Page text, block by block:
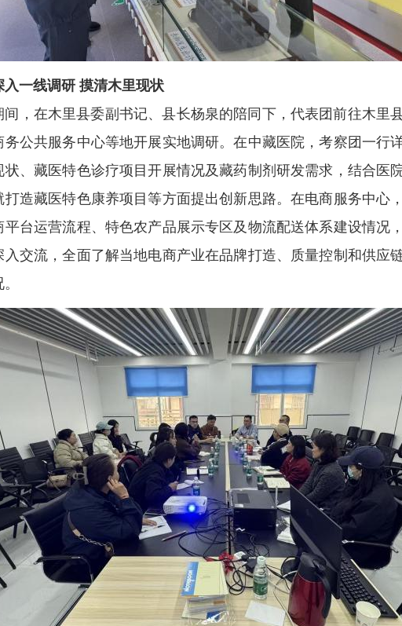
入一线调研 摸清木里现状
间，在木里县委副书记、县长杨泉的陪同下，代表团前往木里
务公共服务中心等地开展实地调研。在中藏医院，考察团一行
状、藏医特色诊疗项目开展情况及藏药制剂研发需求，结合医
打造藏医特色康养项目等方面提出创新思路。在电商服务中心
平台运营流程、特色农产品展示专区及物流配送体系建设情况
入交流，全面了解当地电商产业在品牌打造、质量控制和供应